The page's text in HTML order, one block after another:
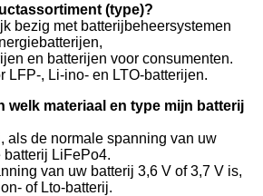
(type)?
bezig met batterijbeheersystemen
en batterijen voor consumenten.
LFP-, Li-ino- en LTO-batterijen.
welk materiaal en type mijn batterij
als de normale spanning van uw
batterij LiFePo4.
van uw batterij 3,6 V of 3,7 V is,
of Lto-batterij.